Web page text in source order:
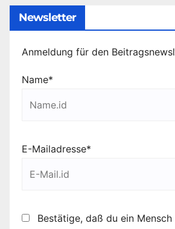
Newsletter
Anmeldung für den
Name*
E-Mailadresse*
Bestätige, daß du ein